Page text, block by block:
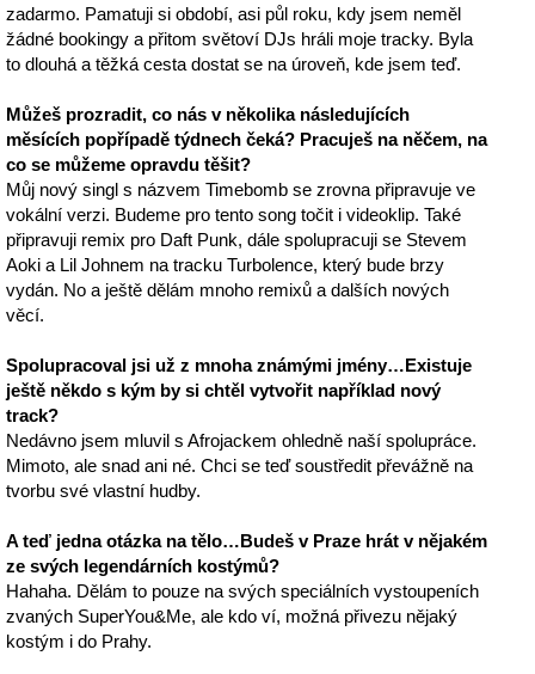
zadarmo. Pamatuji si období, asi půl roku, kdy jsem neměl
žádné bookingy a přitom světoví DJs hráli moje tracky. Byla
to dlouhá a těžká cesta dostat se na úroveň, kde jsem teď.
Můžeš prozradit, co nás v několika následujících
měsících popřípadě týdnech čeká? Pracuješ na něčem, na
co se můžeme opravdu těšit?
Můj nový singl s názvem Timebomb se zrovna připravuje ve
vokální verzi. Budeme pro tento song točit i videoklip. Také
připravuji remix pro Daft Punk, dále spolupracuji se Stevem
Aoki a Lil Johnem na tracku Turbolence, který bude brzy
vydán. No a ještě dělám mnoho remixů a dalších nových
věcí.
Spolupracoval jsi už z mnoha známými jmény…Existuje
ještě někdo s kým by si chtěl vytvořit například nový
track?
Nedávno jsem mluvil s Afrojackem ohledně naší spolupráce.
Mimoto, ale snad ani né. Chci se teď soustředit převážně na
tvorbu své vlastní hudby.
A teď jedna otázka na tělo…Budeš v Praze hrát v nějakém
ze svých legendárních kostýmů?
Hahaha. Dělám to pouze na svých speciálních vystoupeních
zvaných SuperYou&Me, ale kdo ví, možná přivezu nějaký
kostým i do Prahy.